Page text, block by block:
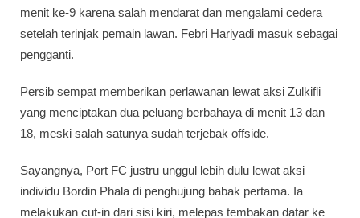
menit ke-9 karena salah mendarat dan mengalami cedera
setelah terinjak pemain lawan. Febri Hariyadi masuk sebagai
pengganti.
Persib sempat memberikan perlawanan lewat aksi Zulkifli
yang menciptakan dua peluang berbahaya di menit 13 dan
18, meski salah satunya sudah terjebak offside.
Sayangnya, Port FC justru unggul lebih dulu lewat aksi
individu Bordin Phala di penghujung babak pertama. Ia
melakukan cut-in dari sisi kiri, melepas tembakan datar ke